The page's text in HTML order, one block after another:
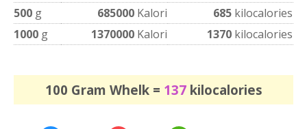
500 g 685000 Kalori 685 kilocalories
1000 g 1370000 Kalori 1370 kilocalories
100 Gram Whelk = 137kilocalories